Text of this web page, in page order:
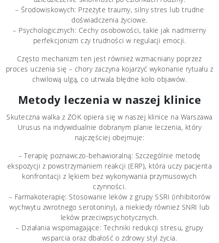
– Środowiskowych: Przeżyte traumy, silny stres lub trudne
doświadczenia życiowe.
– Psychologicznych: Cechy osobowości, takie jak nadmierny
perfekcjonizm czy trudności w regulacji emocji.
Często mechanizm ten jest również wzmacniany poprzez
proces uczenia się – chory zaczyna kojarzyć wykonanie rytuału z
chwilową ulgą, co utrwala błędne koło objawów.
Metody leczenia w naszej klinice
Skuteczna walka z ZOK opiera się w naszej klinice na Warszawa
Urusus na indywidualnie dobranym planie leczenia, który
najczęściej obejmuje:
– Terapię poznawczo-behawioralną: Szczególnie metodę
ekspozycji z powstrzymaniem reakcji (ERP), która uczy pacjenta
konfrontacji z lękiem bez wykonywania przymusowych
czynności.
– Farmakoterapię: Stosowanie leków z grupy SSRI (inhibitorów
wychwytu zwrotnego serotoniny), a niekiedy również SNRI lub
leków przeciwpsychotycznych.
– Działania wspomagające: Techniki redukcji stresu, grupy
wsparcia oraz dbałość o zdrowy styl życia.